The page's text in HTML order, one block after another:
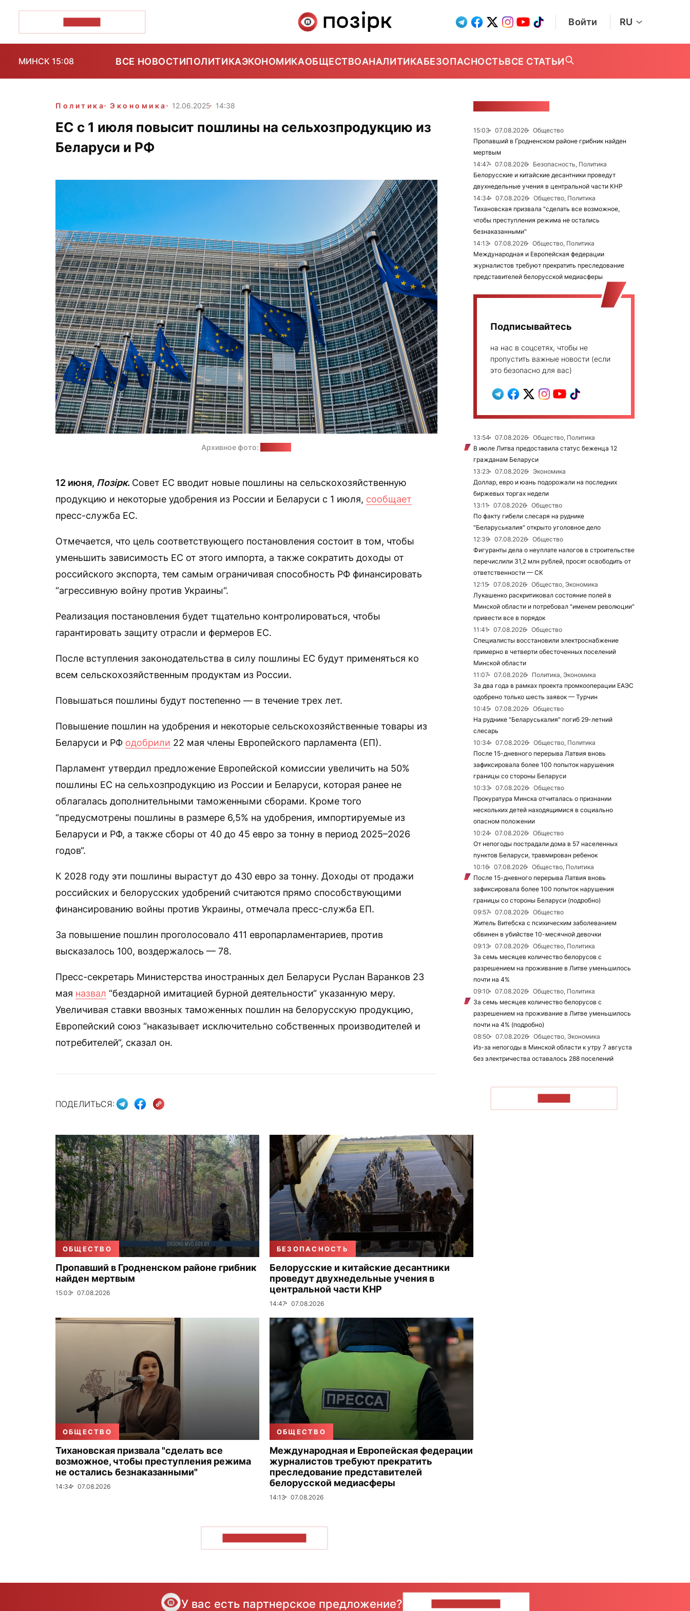
Войти RU
МИНСК 15:08 ВСЕ НОВОСТИПОЛИТИКАЭКОНОМИКАОБЩЕСТВОАНАЛИТИКАБЕЗОПАСНОСТЬВСЕ СТАТЬИ
Политика Экономика 12.06.2025 14:38
ЕС с 1 июля повысит пошлины на сельхозпродукцию из
Беларуси и РФ
Архивное фото:
12 июня, Позірк. Совет ЕС вводит новые пошлины на сельскохозяйственную
продукцию и некоторые удобрения из России и Беларуси с 1 июля, сообщает
пресс-служба ЕС.
Отмечается, что цель соответствующего постановления состоит в том, чтобы
уменьшить зависимость ЕС от этого импорта, а также сократить доходы от
российского экспорта, тем самым ограничивая способность РФ финансировать
“агрессивную войну против Украины“.
Реализация постановления будет тщательно контролироваться, чтобы
гарантировать защиту отрасли и фермеров ЕС.
После вступления законодательства в силу пошлины ЕС будут применяться ко
всем сельскохозяйственным продуктам из России.
Повышаться пошлины будут постепенно — в течение трех лет.
Повышение пошлин на удобрения и некоторые сельскохозяйственные товары из
Беларуси и РФ одобрили 22 мая члены Европейского парламента (ЕП).
Парламент утвердил предложение Европейской комиссии увеличить на 50%
пошлины ЕС на сельхозпродукцию из России и Беларуси, которая ранее не
облагалась дополнительными таможенными сборами. Кроме того
“предусмотрены пошлины в размере 6,5% на удобрения, импортируемые из
Беларуси и РФ, а также сборы от 40 до 45 евро за тонну в период 2025–2026
годов“.
К 2028 году эти пошлины вырастут до 430 евро за тонну. Доходы от продажи
российских и белорусских удобрений считаются прямо способствующими
финансированию войны против Украины, отмечала пресс-служба ЕП.
За повышение пошлин проголосовало 411 европарламентариев, против
высказалось 100, воздержалось — 78.
Пресс-секретарь Министерства иностранных дел Беларуси Руслан Варанков 23
мая назвал “бездарной имитацией бурной деятельности“ указанную меру.
Увеличивая ставки ввозных таможенных пошлин на белорусскую продукцию,
Европейский союз “наказывает исключительно собственных производителей и
потребителей“, сказал он.
ПОДЕЛИТЬСЯ:
ОБЩЕСТВО
Пропавший в Гродненском районе грибник
найден мертвым
15:03 07.08.2026
БЕЗОПАСНОСТЬ
Белорусские и китайские десантники
проведут двухнедельные учения в
центральной части КНР
14:47 07.08.2026
ОБЩЕСТВО
Тихановская призвала "сделать все
возможное, чтобы преступления режима
не остались безнаказанными"
14:34 07.08.2026
ОБЩЕСТВО
Международная и Европейская федерации
журналистов требуют прекратить
преследование представителей
белорусской медиасферы
14:13 07.08.2026
15:03 07.08.2026
Общество
Пропавший в Гродненском районе грибник найден
мертвым
14:47
07.08.2026
Безопасность, Политика
Белорусские и китайские десантники проведут
двухнедельные учения в центральной части КНР
14:34
07.08.2026
Общество, Политика
Тихановская призвала "сделать все возможное,
чтобы преступления режима не остались
безнаказанными"
14:13
07.08.2026
Общество, Политика
Международная и Европейская федерации
журналистов требуют прекратить преследование
представителей белорусской медиасферы
Подписывайтесь
на нас в соцсетях, чтобы не
пропустить важные новости (если
это безопасно для вас)
13:54 07.08.2026
Общество, Политика
В июле Литва предоставила статус беженца 12
гражданам Беларуси
13:23
07.08.2026
Экономика
Доллар, евро и юань подорожали на последних
биржевых торгах недели
13:11
07.08.2026
Общество
По факту гибели слесаря на руднике
"Беларуськалия" открыто уголовное дело
12:39
07.08.2026
Общество
Фигуранты дела о неуплате налогов в строительстве
перечислили 31,2 млн рублей, просят освободить от
ответственности — СК
12:15
07.08.2026
Общество, Экономика
Лукашенко раскритиковал состояние полей в
Минской области и потребовал "именем революции"
привести все в порядок
11:41
07.08.2026
Общество
Специалисты восстановили электроснабжение
примерно в четверти обесточенных поселений
Минской области
11:07
07.08.2026
Политика, Экономика
За два года в рамках проекта промкооперации ЕАЭС
одобрено только шесть заявок — Турчин
10:45
07.08.2026
Общество
На руднике "Беларуськалия" погиб 29-летний
слесарь
10:34
07.08.2026
Общество, Политика
После 15-дневного перерыва Латвия вновь
зафиксировала более 100 попыток нарушения
границы со стороны Беларуси
10:33
07.08.2026
Общество
Прокуратура Минска отчиталась о признании
нескольких детей находящимися в социально
опасном положении
10:24
07.08.2026
Общество
От непогоды пострадали дома в 57 населенных
пунктов Беларуси, травмирован ребенок
10:16
07.08.2026
Общество, Политика
После 15-дневного перерыва Латвия вновь
зафиксировала более 100 попыток нарушения
границы со стороны Беларуси (подробно)
09:57
07.08.2026
Общество
Житель Витебска с психическим заболеванием
обвинен в убийстве 10-месячной девочки
09:13
07.08.2026
Общество, Политика
За семь месяцев количество белорусов с
разрешением на проживание в Литве уменьшилось
почти на 4%
09:10
07.08.2026
Общество, Политика
За семь месяцев количество белорусов с
разрешением на проживание в Литве уменьшилось
почти на 4% (подробно)
08:50
07.08.2026
Общество, Экономика
Из-за непогоды в Минской области к утру 7 августа
без электричества оставалось 288 поселений
У вас есть партнерское предложение?